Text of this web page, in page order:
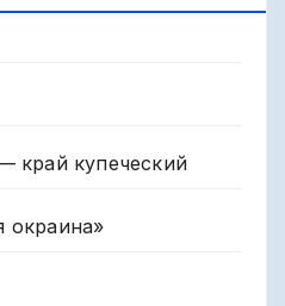
край купеческий
окраина»